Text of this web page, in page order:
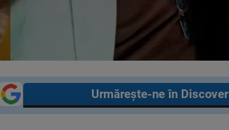
Urmărește-ne în Discover